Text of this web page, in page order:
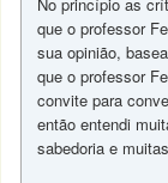
que o professor
sua opinião,
que o professor
convite para
então entendi
sabedoria e